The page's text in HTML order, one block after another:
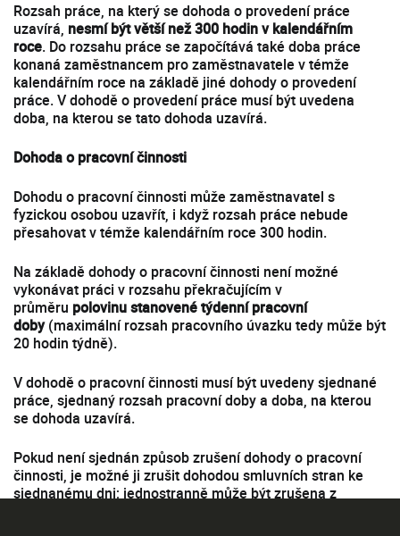
Rozsah práce, na který se dohoda o provedení práce
uzavírá, nesmí být větší než 300 hodin v kalendářním
roce. Do rozsahu práce se započítává také doba práce
konaná zaměstnancem pro zaměstnavatele v témže
kalendářním roce na základě jiné dohody o provedení
práce. V dohodě o provedení práce musí být uvedena
doba, na kterou se tato dohoda uzavírá.
Dohoda o pracovní činnosti
Dohodu o pracovní činnosti může zaměstnavatel s
fyzickou osobou uzavřít, i když rozsah práce nebude
přesahovat v témže kalendářním roce 300 hodin.
Na základě dohody o pracovní činnosti není možné
vykonávat práci v rozsahu překračujícím v
průměru polovinu stanovené týdenní pracovní
doby(maximální rozsah pracovního úvazku tedy může být
20 hodin týdně).
V dohodě o pracovní činnosti musí být uvedeny sjednané
práce, sjednaný rozsah pracovní doby a doba, na kterou
se dohoda uzavírá.
Pokud není sjednán způsob zrušení dohody o pracovní
činnosti, je možné ji zrušit dohodou smluvních stran ke
sjednanému dni; jednostranně může být zrušena z